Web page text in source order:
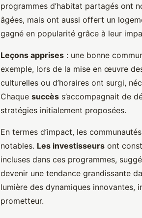
programmes d’habitat partagés ont
âgées, mais ont aussi offert un
gagné en popularité grâce à leur
Leçons apprises : une bonne
exemple, lors de la mise en œuvre
culturelles ou d’horaires ont surgi,
Chaque succès s’accompagnait de
stratégies initialement proposées.
En termes d’impact, les
notables. Les investisseurs ont
incluses dans ces programmes,
devenir une tendance grandissante
lumière des dynamiques innovantes,
prometteur.